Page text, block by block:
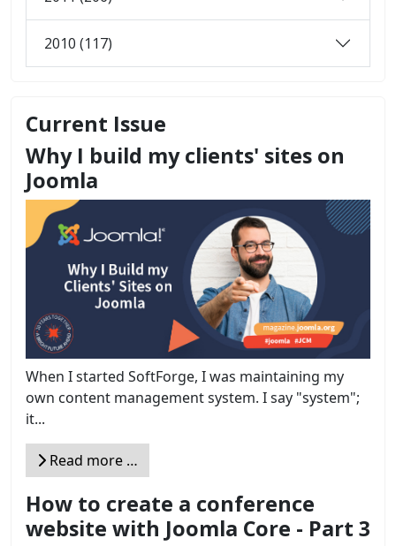
2010 (117)
Current Issue
Why I build my clients' sites on
Joomla
When I started SoftForge, I was maintaining my
own content management system. I say "system";
it...
Read more …
How to create a conference
website with Joomla Core - Part 3